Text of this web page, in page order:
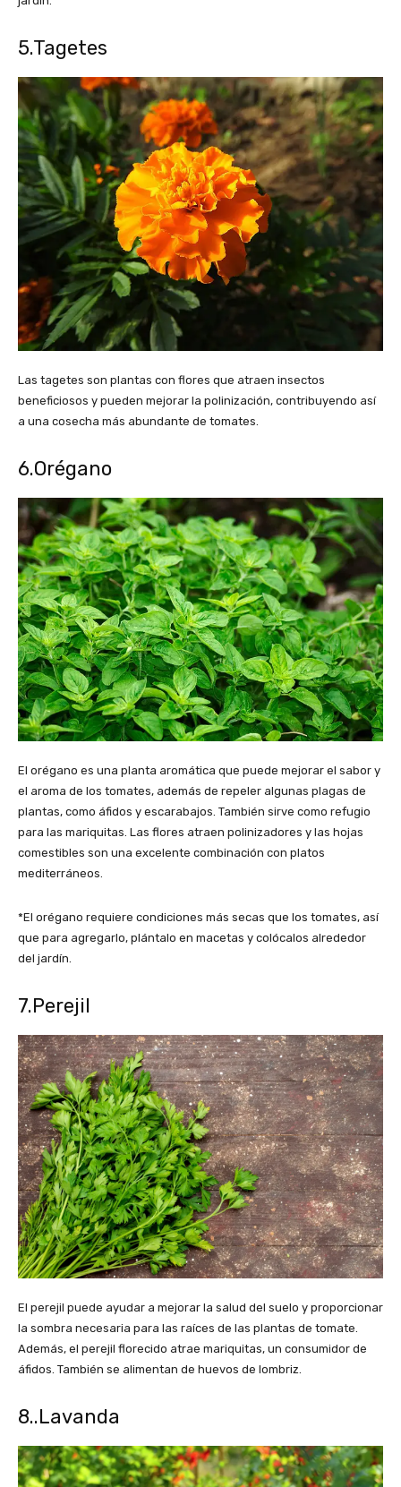
5.Tagetes
Las tagetes son plantas con flores que atraen insectos
beneficiosos y pueden mejorar la polinización, contribuyendo así
a una cosecha más abundante de tomates.
6.Orégano
El orégano es una planta aromática que puede mejorar el sabor y
el aroma de los tomates, además de repeler algunas plagas de
plantas, como áfidos y escarabajos. También sirve como refugio
para las mariquitas. Las flores atraen polinizadores y las hojas
comestibles son una excelente combinación con platos
mediterráneos.
*El orégano requiere condiciones más secas que los tomates, así
que para agregarlo, plántalo en macetas y colócalos alrededor
del jardín.
7.Perejil
El perejil puede ayudar a mejorar la salud del suelo y proporcionar
la sombra necesaria para las raíces de las plantas de tomate.
Además, el perejil florecido atrae mariquitas, un consumidor de
áfidos. También se alimentan de huevos de lombriz.
8..Lavanda